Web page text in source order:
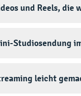
und Reels, die
Studiosendung
leicht